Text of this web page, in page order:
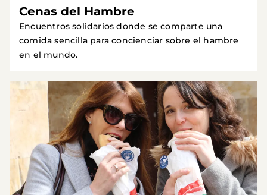
Cenas del Hambre
Encuentros solidarios donde se comparte una
comida sencilla para concienciar sobre el hambre
en el mundo.